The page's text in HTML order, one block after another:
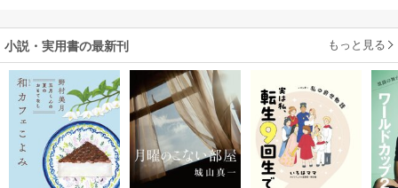
小説・実用書の最新刊 もっと見る